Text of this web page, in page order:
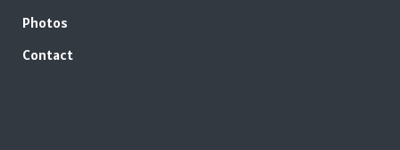
Photos
Contact